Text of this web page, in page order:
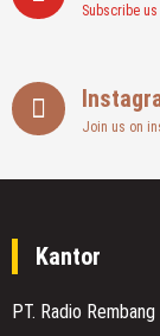
Subscribe
Join us on
Kantor
PT. Radio